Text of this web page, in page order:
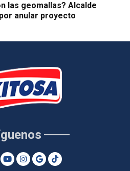
las geomallas? Alcalde
anular proyecto